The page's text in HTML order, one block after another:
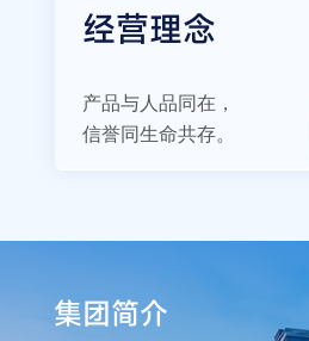
经营理念
产品与人品同在，
信誉同生命共存。
集团简介